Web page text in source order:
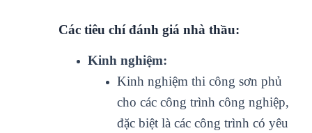
Các tiêu chí đánh giá nhà thầu:
Kinh nghiệm:
Kinh nghiệm thi công sơn phủ
cho các công trình công nghiệp,
đặc biệt là các công trình có yêu